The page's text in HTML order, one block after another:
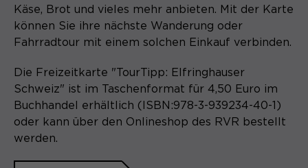
Name cookie_optin
Anbieter Sgalinski
Laufzeit 1 Monat
Zweck
Speichert den Zustimmungsstatus des
Benutzers für Cookies auf der
Käse, Brot und vieles mehr anbieten. Mit der Karte
können Sie ihre nächste Wanderung oder
Fahrradtour mit einem solchen Einkauf verbinden.
Die Freizeitkarte "TourTipp: Elfringhauser
Schweiz" ist im Taschenformat für 4,50 Euro im
Buchhandel erhältlich (ISBN:978-3-939234-40-1)
oder kann über den Onlineshop des RVR bestellt
werden.